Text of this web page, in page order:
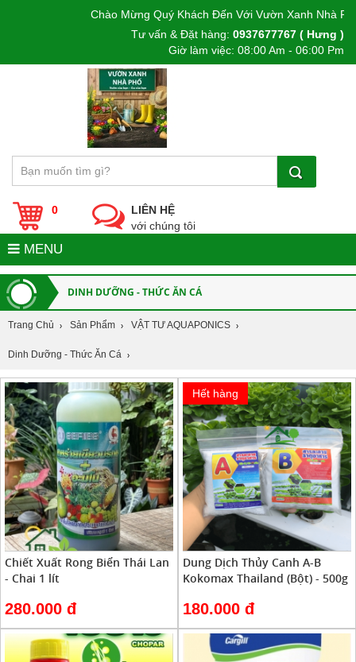
Chào Mừng Quý Khách Đến Với Vườn Xanh Nhà Phố
Tư vấn & Đặt hàng: 0937677767 ( Hưng )
Giờ làm việc: 08:00 Am - 06:00 Pm
0
LIÊN HỆ
với chúng tôi
MENU
DINH DƯỠNG - THỨC ĂN CÁ
Trang Chủ Sản Phẩm VẬT TƯ AQUAPONICS
Dinh Dưỡng - Thức Ăn Cá
Chiết Xuất Rong Biển Thái Lan
- Chai 1 lít
280.000 đ
Hết hàng
Dung Dịch Thủy Canh A-B
Kokomax Thailand (Bột) - 500g
180.000 đ